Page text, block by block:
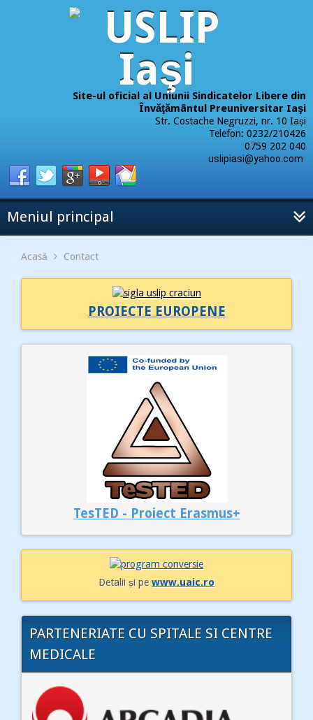
Site-ul oficial al Uniunii Sindicatelor Libere din
Învăţământul Preuniversitar Iaşi
Str. Costache Negruzzi, nr. 10 Iași
Telefon: 0232/210426
0759 202 040
uslipiasi@yahoo.com
Meniul principal
Acasă Contact
PROIECTE EUROPENE
TesTED - Proiect Erasmus+
Detalii și pewww.uaic.ro
PARTENERIATE CU SPITALE SI CENTRE
MEDICALE